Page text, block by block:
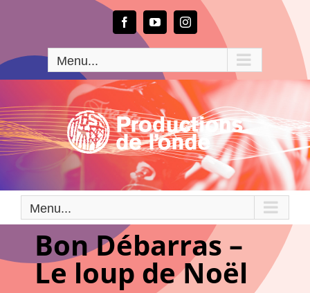
FacebookYouTubeInstagram
Menu...
Menu...
Bon Débarras –
Le loup de Noël